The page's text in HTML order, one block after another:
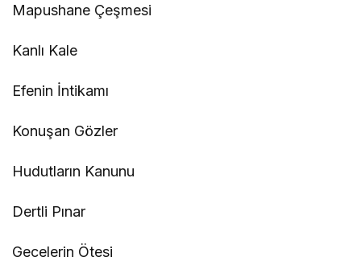
Mapushane Çeşmesi
Kanlı Kale
Efenin İntikamı
Konuşan Gözler
Hudutların Kanunu
Dertli Pınar
Gecelerin Ötesi